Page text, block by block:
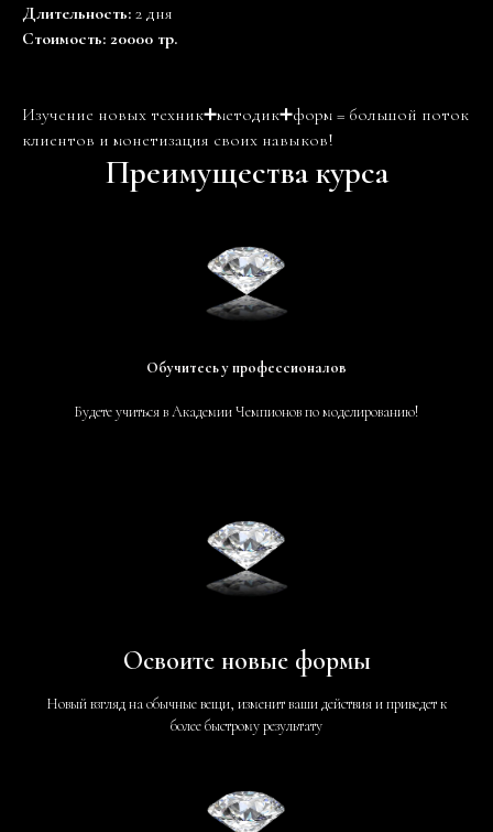
Длительность: 2 дня
Стоимость: 20000 тр.
Изучение новых техник➕методик➕форм = большой поток
клиентов и монетизация своих навыков!
Преимущества курса
Обучитесь у профессионалов
Будете учиться в Академии Чемпионов по моделированию!
Освоите новые формы
Новый взгляд на обычные вещи, изменит ваши действия и приведет к
более быстрому результату